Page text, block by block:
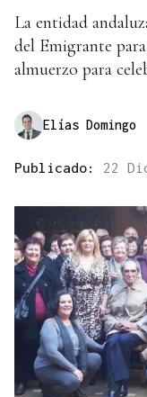
La entidad
del Emigrante
almuerzo para
Elías Domingo
Publicado: 22